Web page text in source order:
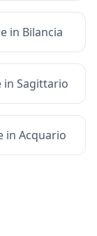
in Bilancia
in Sagittario
in Acquario